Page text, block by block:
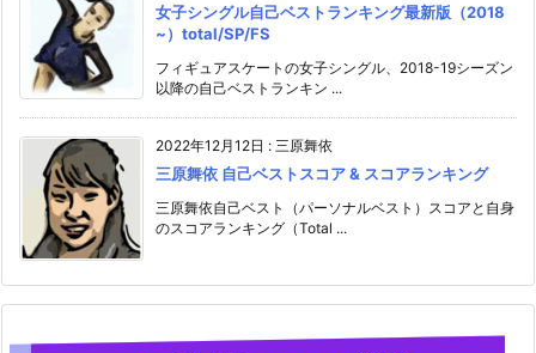
女子シングル自己ベストランキング最新版（2018
~）total/SP/FS
フィギュアスケートの女子シングル、2018-19シーズン
以降の自己ベストランキン ...
2022年12月12日 : 三原舞依
三原舞依 自己ベストスコア & スコアランキング
三原舞依自己ベスト（パーソナルベスト）スコアと自身
のスコアランキング（Total ...